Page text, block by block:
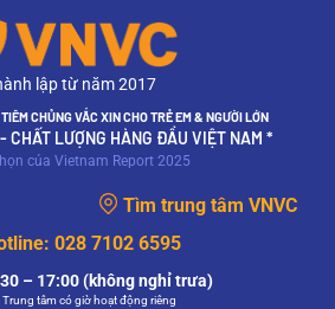
lập từ năm 2017
CHỦNG VẮC XIN CHO TRẺ EM & NGƯỜI LỚN
CHẤT LƯỢNG HÀNG ĐẦU VIỆT NAM *
của Vietnam Report 2025
Tìm trung tâm VNVC
028 7102 6595
– 17:00 (không nghỉ trưa)
tâm có giờ hoạt động riêng